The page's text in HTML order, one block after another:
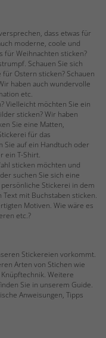
dass etwas für
moderne, coole und
für Weihnachten sticken?
Schauen Sie sich
für Ostern sticken? Schauen
haben auch wundervolle
etc.
Vielleicht möchten Sie ein
sticken? Wir haben
Sie eine Matten,
für das
Sie auf ein Handtuch oder
ein T-Shirt.
sticken möchten und
suchen Sie sich eine
Stickerei in dem
mit Buchstaben sticken.
Motiven. Wie wäre es
etc.?
Stickereien vorkommt.
Arten von Stichen wie
Weitere
Sie in unserem Guide.
Anweisungen, Tipps